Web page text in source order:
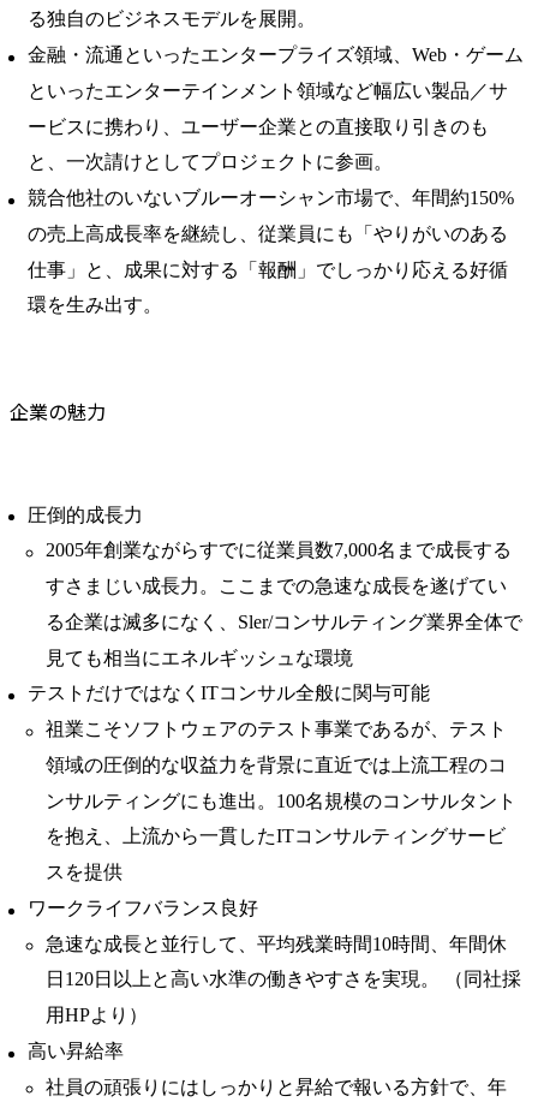
る独自のビジネスモデルを展開。
金融・流通といったエンタープライズ領域、Web・ゲーム
といったエンターテインメント領域など幅広い製品／サ
ービスに携わり、ユーザー企業との直接取り引きのも
と、一次請けとしてプロジェクトに参画。
競合他社のいないブルーオーシャン市場で、年間約150%
の売上高成長率を継続し、従業員にも「やりがいのある
仕事」と、成果に対する「報酬」でしっかり応える好循
環を生み出す。
企業の魅力
圧倒的成長力
2005年創業ながらすでに従業員数7,000名まで成長する
すさまじい成長力。ここまでの急速な成長を遂げてい
る企業は滅多になく、Sler/コンサルティング業界全体で
見ても相当にエネルギッシュな環境
テストだけではなくITコンサル全般に関与可能
祖業こそソフトウェアのテスト事業であるが、テスト
領域の圧倒的な収益力を背景に直近では上流工程のコ
ンサルティングにも進出。100名規模のコンサルタント
を抱え、上流から一貫したITコンサルティングサービ
スを提供
ワークライフバランス良好
急速な成長と並行して、平均残業時間10時間、年間休
日120日以上と高い水準の働きやすさを実現。 （同社採
用HPより）
高い昇給率
社員の頑張りにはしっかりと昇給で報いる方針で、年